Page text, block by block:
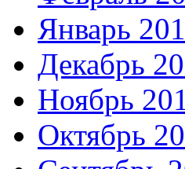
Январь
Декабрь
Ноябрь
Октябрь